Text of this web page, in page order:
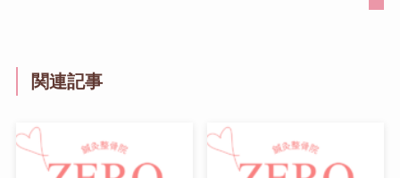
関連記事